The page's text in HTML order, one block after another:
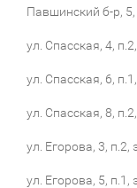
Павшинский б-р, 5,
ул. Спасская, 4,
ул. Спасская, 6,
ул. Спасская, 8,
ул. Егорова, 3, п.2,
ул. Егорова, 5, п.1,